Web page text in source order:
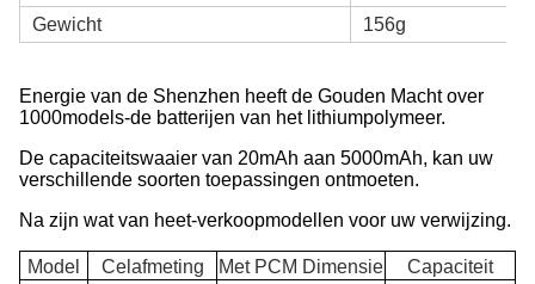
Gewicht
156g
Energie van de Shenzhen heeft de Gouden Macht over
1000models-de batterijen van het lithiumpolymeer.
De capaciteitswaaier van 20mAh aan 5000mAh, kan uw
verschillende soorten toepassingen ontmoeten.
Na zijn wat van heet-verkoopmodellen voor uw verwijzing.
Model Celafmeting Met PCM Dimensie
Capaciteit